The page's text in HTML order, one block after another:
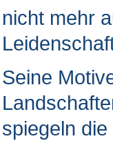
nicht mehr
Seine
spiegeln